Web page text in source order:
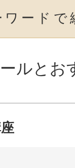
ードで
ルとお